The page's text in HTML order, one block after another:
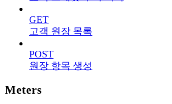
GET
고객 원장 목록
POST
원장 항목 생성
Meters